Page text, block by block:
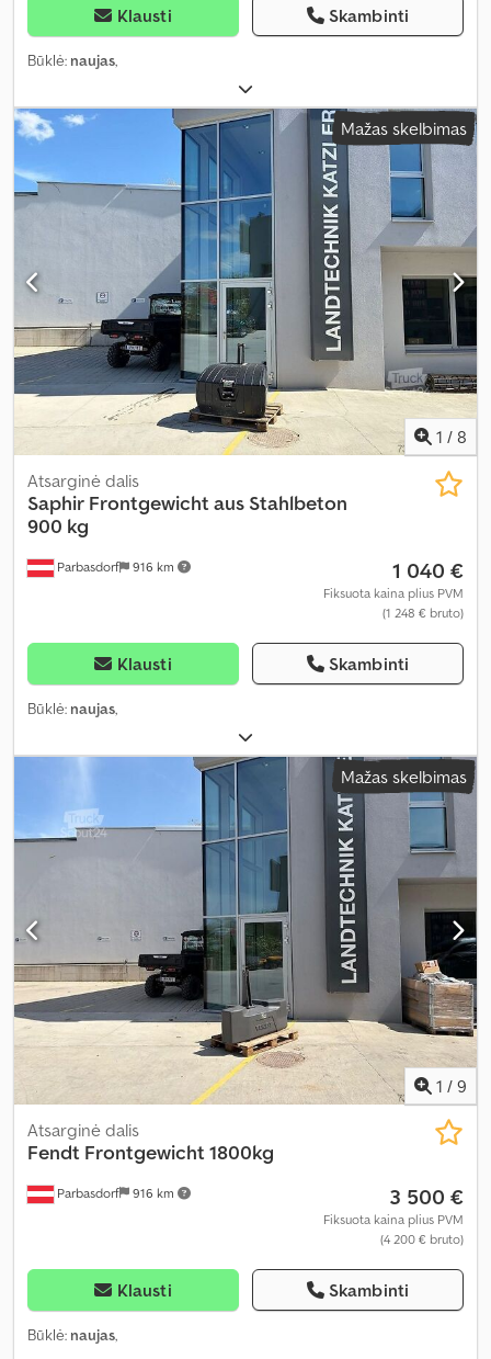
Klausti Skambinti
Būklė: naujas,
Mažas skelbimas
1 / 8
Parbasdorf 916 km
Atsarginė dalis
Saphir Frontgewicht aus Stahlbeton
900 kg
1 040 €
Fiksuota kaina plius PVM
(1 248 € bruto)
Klausti Skambinti
Būklė: naujas,
Mažas skelbimas
1 / 9
Parbasdorf 916 km
Atsarginė dalis
Fendt Frontgewicht 1800kg
3 500 €
Fiksuota kaina plius PVM
(4 200 € bruto)
Klausti Skambinti
Būklė: naujas,